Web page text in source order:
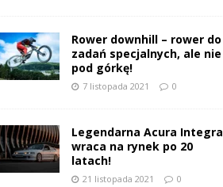
Rower downhill – rower do
zadań specjalnych, ale nie
pod górkę!
7 listopada 2021 0
Legendarna Acura Integra
wraca na rynek po 20
latach!
21 listopada 2021 0